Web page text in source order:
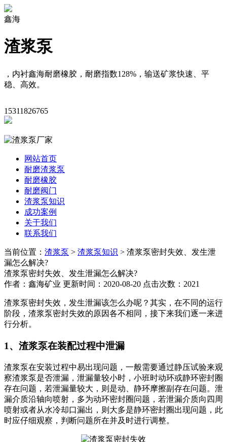
鑫海
渣浆泵
，内衬鑫海耐磨橡胶，耐磨指数128%，输送矿浆快速、平
稳、高效。
15311826765
网站首页
耐磨渣浆泵
耐磨橡胶
耐磨阀门
渣浆泵知识
成功案例
关于我们
联系我们
当前位置： 渣浆泵 > 渣浆泵知识 > 渣浆泵密封失效、发生泄
漏怎么解决?
渣浆泵密封失效、发生泄漏怎么解决?
作者：鑫海矿业 更新时间：2020-08-20 点击次数：2021
渣浆泵密封失效，发生泄漏该怎么办呢？其实，在不同的运行
阶段，渣浆泵密封失效的原因各不相同，接下来我们逐一来进
行分析。
1、渣浆泵在装配过程中泄漏
渣浆泵在安装过程中易出现问题，一般需要通过静压试验来观
察渣浆泵是否泄漏，泄漏量较小时，小班时动环或静环密封圈
存在问题，若泄漏量较大，则是动、静环摩擦副存在问题。泄
漏介质沿轴向喷射，多为动环密封圈问题，若泄漏介质向四周
喷射或者从水冷却口漏出，则大多是静环密封圈出现问题，此
时应仔细观察，判断问题所在并及时进行调整。